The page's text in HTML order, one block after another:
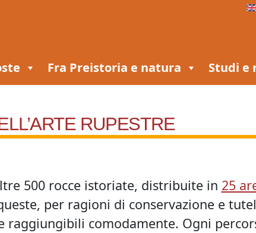
Fra Preistoria e natura Studi e
RUPESTRE
500 rocce istoriate, distribuite in 25
per ragioni di conservazione e
raggiungibili comodamente. Ogni